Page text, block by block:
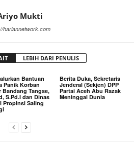
Mukti
hariannetwork.com
LEBIH DARI PENULIS
Bantuan
Panik Korban
Bandang Tangse,
S.Pd.I dan Dinas
Propinsi Saling
Berita Duka, Sekretaris
Jenderal (Sekjen) DPP
Partai Aceh Abu Razak
Meninggal Dunia